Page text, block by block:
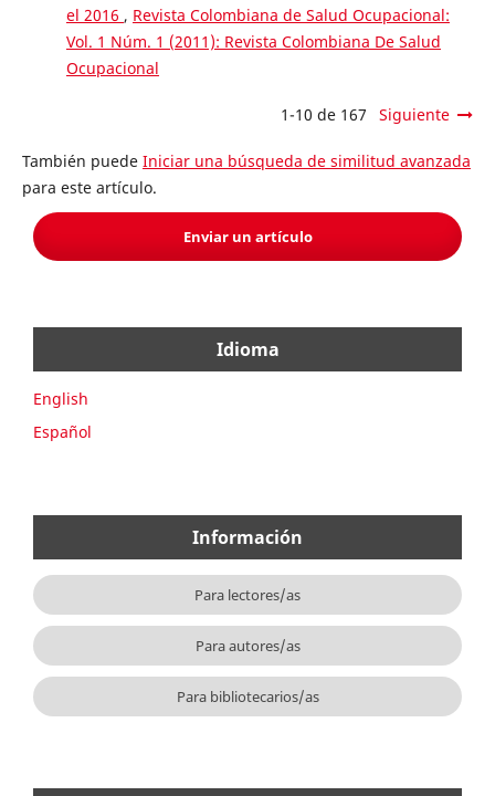
el 2016 , Revista Colombiana de Salud Ocupacional:
Vol. 1 Núm. 1 (2011): Revista Colombiana De Salud
Ocupacional
1-10 de 167 Siguiente
También puede Iniciar una búsqueda de similitud avanzada
para este artículo.
Enviar un artículo
Idioma
English
Español
Información
Para lectores/as
Para autores/as
Para bibliotecarios/as